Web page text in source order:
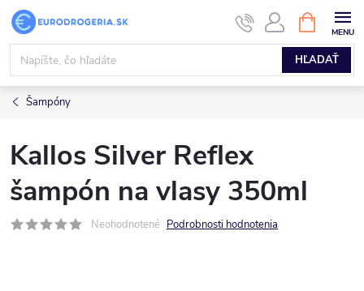
Prejsť
obsah
HĽADAŤ
KOŠÍK
Šampóny
Kallos Silver Reflex
šampón na vlasy 350ml
Neohodnotené Podrobnosti hodnotenia